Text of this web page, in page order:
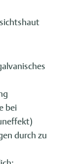
bei
durch zu